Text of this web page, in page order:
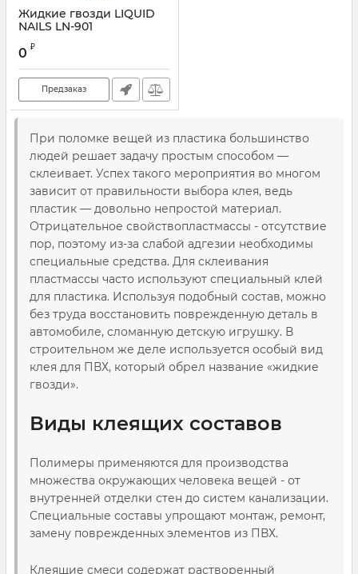
Жидкие гвозди LIQUID
NAILS LN-901
0 ₽
Предзаказ
При поломке вещей из пластика большинство
людей решает задачу простым способом —
склеивает. Успех такого мероприятия во многом
зависит от правильности выбора клея, ведь
пластик — довольно непростой материал.
Отрицательное свойствопластмассы - отсутствие
пор, поэтому из-за слабой адгезии необходимы
специальные средства. Для склеивания
пластмассы часто используют специальный клей
для пластика. Используя подобный состав, можно
без труда восстановить поврежденную деталь в
автомобиле, сломанную детскую игрушку. В
строительном же деле используется особый вид
клея для ПВХ, который обрел название «жидкие
гвозди».
Виды клеящих составов
Полимеры применяются для производства
множества окружающих человека вещей - от
внутренней отделки стен до систем канализации.
Специальные составы упрощают монтаж, ремонт,
замену поврежденных элементов из ПВХ.
Клеящие смеси содержат растворенный